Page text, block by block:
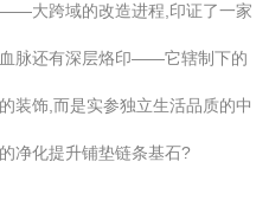
大跨域的改造进程,印证了一家
脉还有深层烙印——它辖制下的
装饰,而是实参独立生活品质的中
净化提升铺垫链条基石?